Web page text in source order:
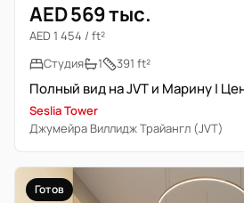
AED 569 тыс.
AED 1 454 / ft²
Студия
1 391 ft²
Seslia Tower
Джумейра Виллидж Трайангл (JVT)
Готов